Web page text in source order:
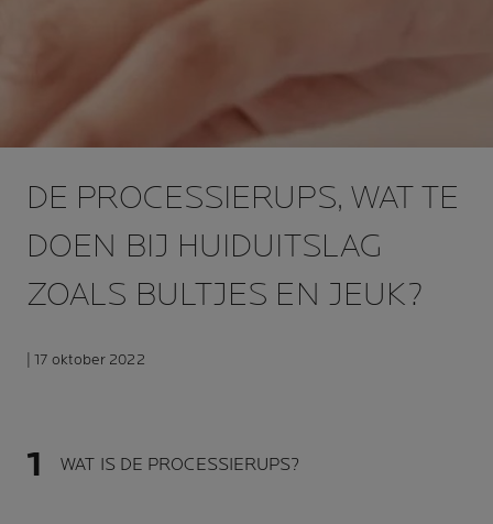
DE PROCESSIERUPS, WAT TE
DOEN BIJ HUIDUITSLAG
ZOALS BULTJES EN JEUK?
| 17 oktober 2022
WAT IS DE PROCESSIERUPS?